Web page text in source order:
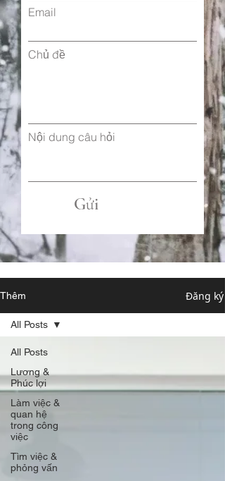
Email
Chủ đề
Nội dung câu hỏi
Gửi
Thêm Đăng ký
All Posts
Lương &
Phúc lợi
Làm việc &
quan hệ
trong công
việc
Tìm việc &
phỏng vấn
All Posts